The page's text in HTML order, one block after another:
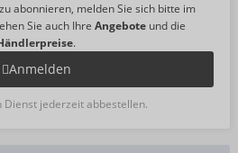
abonnieren, melden Sie sich bitte im
Sie auch Ihre Angebote und die
.
Anmelden
Dienst jederzeit abbestellen.